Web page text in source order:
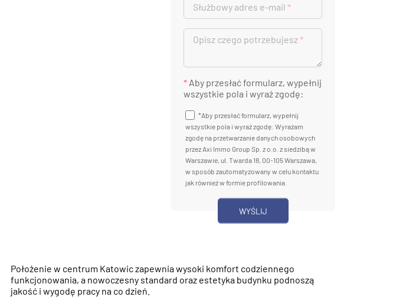
Służbowy adres e-mail *
Opisz czego potrzebujesz*
* Aby przesłać formularz, wypełnij
wszystkie pola i wyraź zgodę:
*Aby przesłać formularz, wypełnij
wszystkie pola i wyraź zgodę: Wyrażam
zgodę na przetwarzanie danych osobowych
przez Axi Immo Group Sp. z o.o. z siedzibą w
Warszawie, ul. Twarda 18, 00-105 Warszawa,
w sposób zautomatyzowany w celu kontaktu
jak również w formie profilowania.
Położenie w centrum Katowic zapewnia wysoki komfort codziennego
funkcjonowania, a nowoczesny standard oraz estetyka budynku podnoszą
jakość i wygodę pracy na co dzień.